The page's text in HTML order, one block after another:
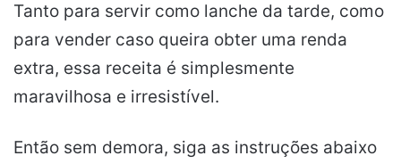
Tanto para servir como lanche da tarde, como
para vender caso queira obter uma renda
extra, essa receita é simplesmente
maravilhosa e irresistível.
Então sem demora, siga as instruções abaixo